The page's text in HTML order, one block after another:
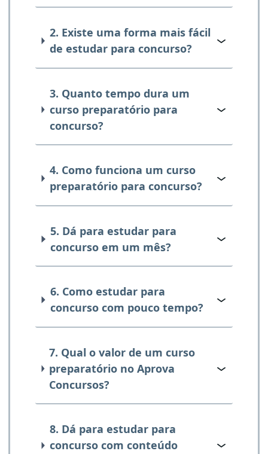
2. Existe uma forma mais fácil
de estudar para concurso?
3. Quanto tempo dura um
curso preparatório para
concurso?
4. Como funciona um curso
preparatório para concurso?
5. Dá para estudar para
concurso em um mês?
6. Como estudar para
concurso com pouco tempo?
7. Qual o valor de um curso
preparatório no Aprova
Concursos?
8. Dá para estudar para
concurso com conteúdo